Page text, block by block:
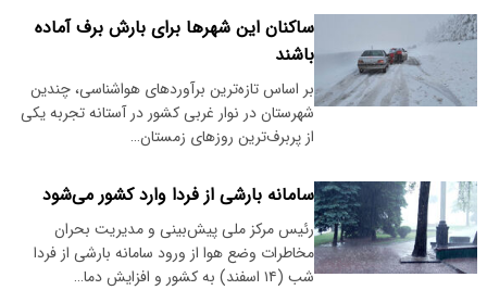
ساکنان این شهرها برای بارش برف آماده
باشند
بر اساس تازه‌ترین برآوردهای هواشناسی، چندین
شهرستان در نوار غربی کشور در آستانه تجربه یکی
از پربرف‌ترین روزهای زمستان…
سامانه بارشی از فردا وارد کشور می‌شود
رئیس مرکز ملی پیش‌بینی و مدیریت بحران
مخاطرات وضع هوا از ورود سامانه بارشی از فردا
شب (۱۴ اسفند) به کشور و افزایش دما…